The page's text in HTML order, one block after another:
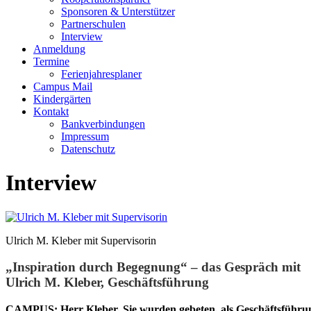
Sponsoren & Unterstützer
Partnerschulen
Interview
Anmeldung
Termine
Ferienjahresplaner
Campus Mail
Kindergärten
Kontakt
Bankverbindungen
Impressum
Datenschutz
Interview
Ulrich M. Kleber mit Supervisorin
„Inspiration durch Begegnung“ – das Gespräch mit
Ulrich M. Kleber, Geschäftsführung